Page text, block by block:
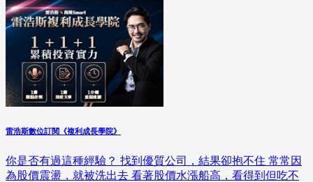
雷浩斯數位訂閱《複利成長學院》
你是否有過這種經驗？ 找到優質公司，結果卻抱不住 常常因
為股價震盪，就被洗出去 看著股價水漲船高，看得到但吃不